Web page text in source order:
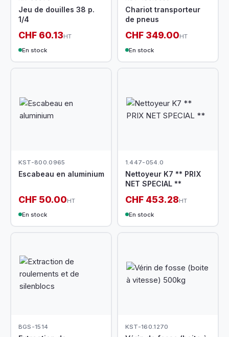
Jeu de douilles 38 p.
1/4
CHF 60.13HT
En stock
Chariot transporteur
de pneus
CHF 349.00HT
En stock
KST-800.0965
Escabeau en aluminium
CHF 50.00HT
En stock
1.447-054.0
Nettoyeur K7 ** PRIX
NET SPECIAL **
CHF 453.28HT
En stock
BGS-1514 KST-160.1270